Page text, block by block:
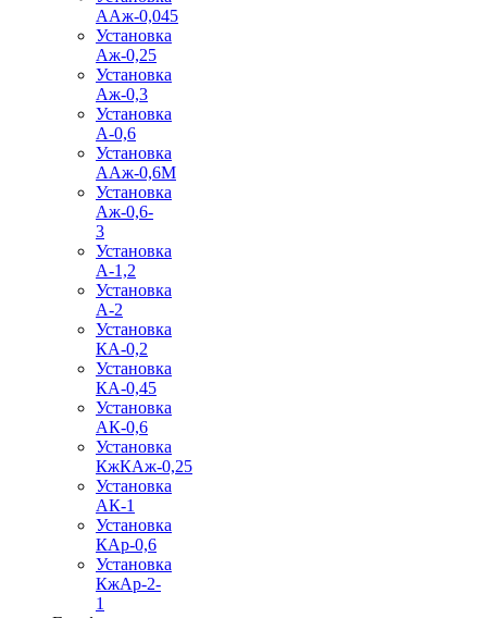
ААж-0,045
Установка
Аж-0,25
Установка
Аж-0,3
Установка
А-0,6
Установка
ААж-0,6М
Установка
Аж-0,6-
3
Установка
А-1,2
Установка
А-2
Установка
КА-0,2
Установка
КА-0,45
Установка
АК-0,6
Установка
КжКАж-0,25
Установка
АК-1
Установка
КАр-0,6
Установка
КжАр-2-
1